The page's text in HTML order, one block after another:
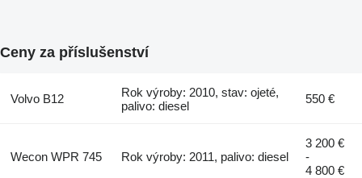
Ceny za příslušenství
Volvo B12
Rok výroby: 2010, stav: ojeté,
palivo: diesel
550 €
Wecon WPR 745 Rok výroby: 2011, palivo: diesel
3 200 €
-
4 800 €